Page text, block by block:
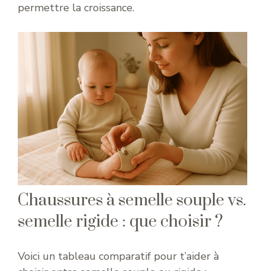
permettre la croissance.
Chaussures à semelle souple vs.
semelle rigide : que choisir ?
Voici un tableau comparatif pour t’aider à